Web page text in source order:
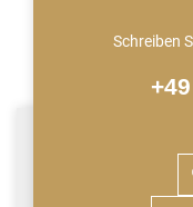
Schreiben